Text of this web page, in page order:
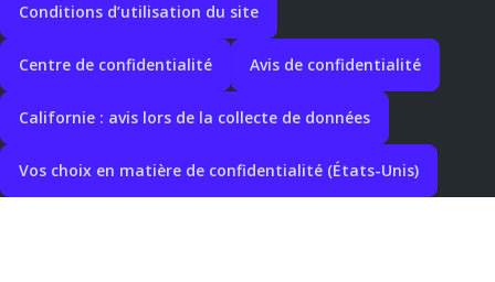
Conditions d’utilisation du site
Centre de confidentialité Avis de confidentialité
Californie : avis lors de la collecte de données
Vos choix en matière de confidentialité (États-Unis)